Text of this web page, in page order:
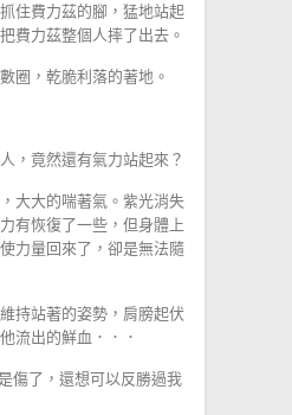
住費力茲的腳，猛地站起
費力茲整個人摔了出去。
圈，乾脆利落的著地。
，竟然還有氣力站起來？
大大的喘著氣。紫光消失
有恢復了一些，但身體上
力量回來了，卻是無法隨
持站著的姿勢，肩膀起伏
流出的鮮血．．．
傷了，還想可以反勝過我